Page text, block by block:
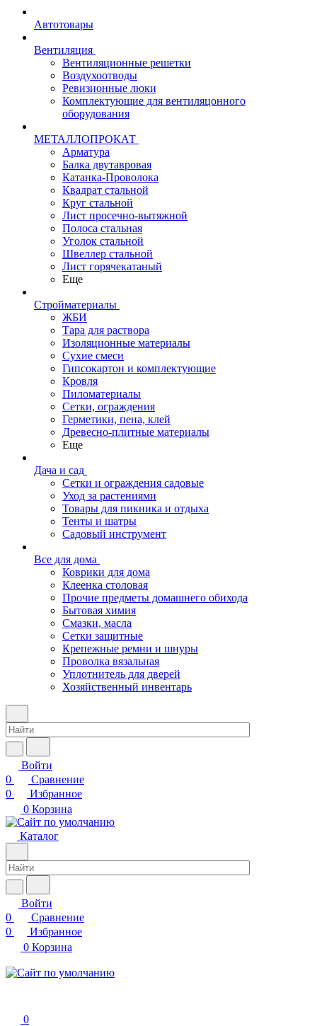
Автотовары
Вентиляция
Вентиляционные решетки
Воздухоотводы
Ревизионные люки
Комплектующие для вентиляцонного
оборудования
МЕТАЛЛОПРОКАТ
Арматура
Балка двутавровая
Катанка-Проволока
Квадрат стальной
Круг стальной
Лист просечно-вытяжной
Полоса стальная
Уголок стальной
Швеллер стальной
Лист горячекатаный
Еще
Стройматериалы
ЖБИ
Тара для раствора
Изоляционные материалы
Сухие смеси
Гипсокартон и комплектующие
Кровля
Пиломатериалы
Сетки, ограждения
Герметики, пена, клей
Древесно-плитные материалы
Еще
Дача и сад
Сетки и ограждения садовые
Уход за растениями
Товары для пикника и отдыха
Тенты и шатры
Садовый инструмент
Все для дома
Коврики для дома
Клеенка столовая
Прочие предметы домашнего обихода
Бытовая химия
Смазки, масла
Сетки защитные
Крепежные ремни и шнуры
Проволка вязальная
Уплотнитель для дверей
Хозяйственный инвентарь
Войти
0
Сравнение
0
Избранное
0 Корзина
Каталог
Войти
0
Сравнение
0
Избранное
0 Корзина
0